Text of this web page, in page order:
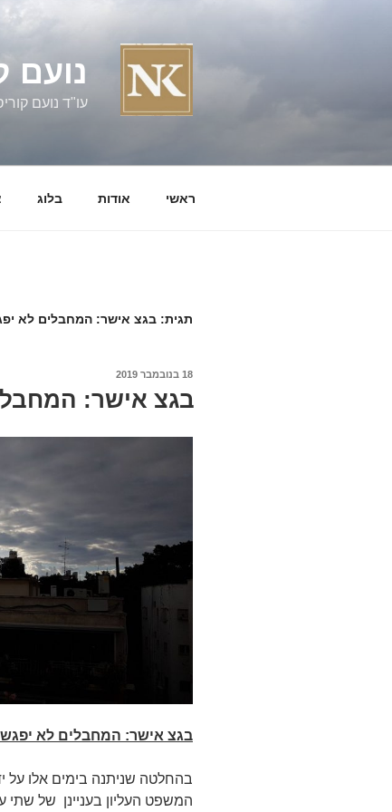
נועם
עו"ד נועם קוריס טל'
ראשי אודות בלוג
תגית: בגצ אישר: המחבלים לא
פורסם
18 בנובמבר 2019
בגצ אישר:
בגצ אישר: המחבלים לא
בהחלטה שניתנה בימים אלו על
המשפט העליון בעניינן של